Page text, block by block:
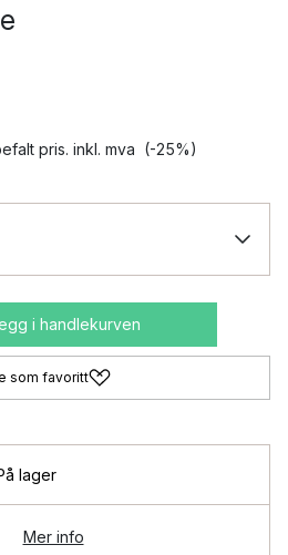
pris. inkl. mva (-25%)
i handlekurven
som favoritt
lager
Mer info